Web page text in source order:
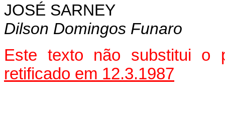
JOSÉ SARNEY
Dilson Domingos Funaro
Este texto não substitui o
retificado em 12.3.1987